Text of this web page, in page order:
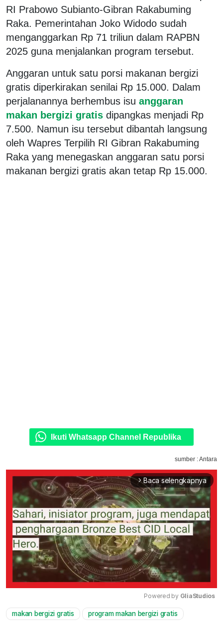
RI Prabowo Subianto-Gibran Rakabuming
Raka. Pemerintahan Joko Widodo sudah
menganggarkan Rp 71 triliun dalam RAPBN
2025 guna menjalankan program tersebut.
Anggaran untuk satu porsi makanan bergizi
gratis diperkirakan senilai Rp 15.000. Dalam
perjalanannya berhembus isu anggaran
makan bergizi gratis dipangkas menjadi Rp
7.500. Namun isu tersebut dibantah langsung
oleh Wapres Terpilih RI Gibran Rakabuming
Raka yang menegaskan anggaran satu porsi
makanan bergizi gratis akan tetap Rp 15.000.
Ikuti Whatsapp Channel Republika
sumber : Antara
arrow_forward_ios Baca selengkapnya
Mute
Powered by GliaStudios
makan bergizi gratis program makan bergizi gratis